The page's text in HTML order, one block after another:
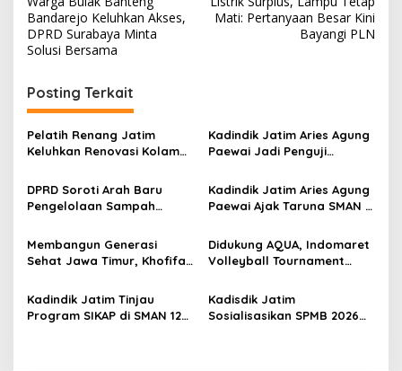
a
v
i
g
a
s
i
p
o
s
Bandarejo Keluhkan Akses,
DPRD Surabaya Minta
Solusi Bersama
Mati: Pertanyaan Besar Kini
Bayangi PLN
Posting Terkait
Pelatih Renang Jatim
Keluhkan Renovasi Kolam
Persiapan Menuju PON 2028
Terganggu
Kadindik Jatim Aries Agung
Paewai Jadi Penguji
Tingkat II 2026, Tekankan
Inovasi Berdampak bagi
Masyarakat
DPRD Soroti Arah Baru
Pengelolaan Sampah
TPA Benowo
Kadindik Jatim Aries Agung
Paewai Ajak Taruna SMAN 2
Bojonegoro Budayakan
Hidup Sehat Lewat Senam
Membangun Generasi
Sehat Jawa Timur, Khofifah
Bersama Kadindik Aries
Agung Paewai
Didukung AQUA, Indomaret
Volleyball Tournament
Raya dan Tulungagung
Kadindik Jatim Tinjau
Program SIKAP di SMAN 12
Kadisdik Jatim
Sosialisasikan SPMB 2026